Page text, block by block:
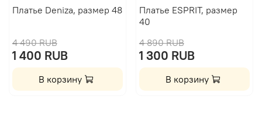
Платье Deniza, размер 48
4 490 RUB
1 400 RUB
В корзину
Платье ESPRIT, размер
40
4 890 RUB
1 300 RUB
В корзину